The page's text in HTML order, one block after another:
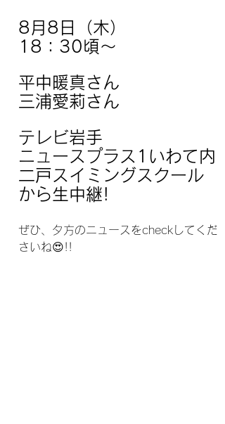
8月8日（木）
18：30頃～
平中暖真さん
三浦愛莉さん
テレビ岩手
ニュースプラス1いわて内
二戸スイミングスクール
から生中継!
ぜひ、夕方のニュースをcheckしてくだ
さいね😍!!